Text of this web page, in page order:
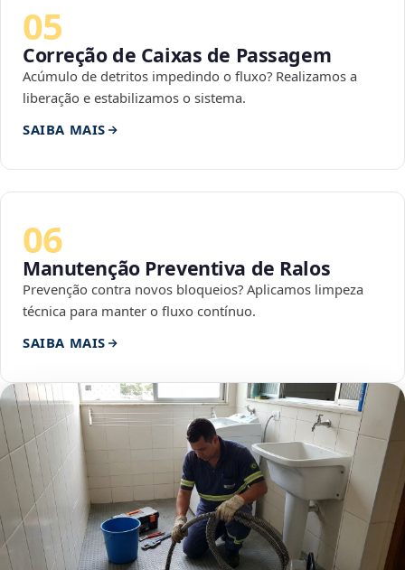
05
Correção de Caixas de Passagem
Acúmulo de detritos impedindo o fluxo? Realizamos a
liberação e estabilizamos o sistema.
SAIBA MAIS
06
Manutenção Preventiva de Ralos
Prevenção contra novos bloqueios? Aplicamos limpeza
técnica para manter o fluxo contínuo.
SAIBA MAIS